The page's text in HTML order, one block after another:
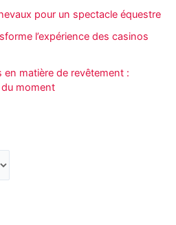
pour un spectacle équestre
l’expérience des casinos
matière de revêtement :
moment